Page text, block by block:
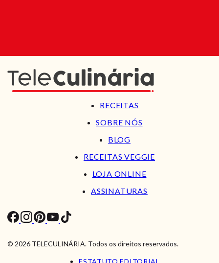
RECEITAS
SOBRE NÓS
BLOG
RECEITAS VEGGIE
LOJA ONLINE
ASSINATURAS
© 2026 TELECULINÁRIA. Todos os direitos reservados.
ESTATUTO EDITORIAL